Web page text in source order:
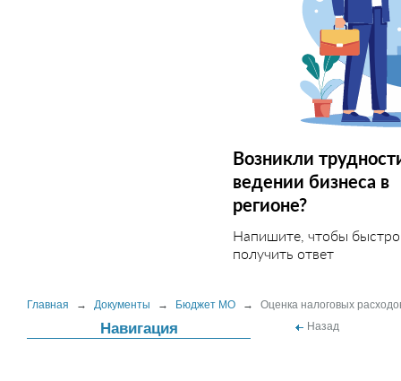
Возникли
ведении бизнеса в
регионе?
Напишите, чтобы быстро
получить ответ
Главная → Документы → Бюджет МО → Оценка налоговых
Навигация Назад